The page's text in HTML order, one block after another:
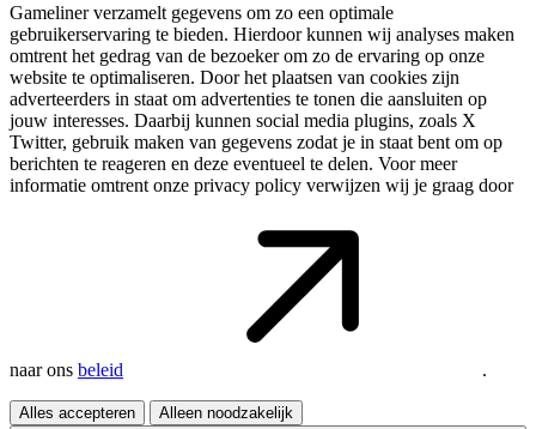
Gameliner verzamelt gegevens om zo een optimale
gebruikerservaring te bieden. Hierdoor kunnen wij analyses maken
omtrent het gedrag van de bezoeker om zo de ervaring op onze
website te optimaliseren. Door het plaatsen van cookies zijn
adverteerders in staat om advertenties te tonen die aansluiten op
jouw interesses. Daarbij kunnen social media plugins, zoals X
Twitter, gebruik maken van gegevens zodat je in staat bent om op
berichten te reageren en deze eventueel te delen. Voor meer
informatie omtrent onze privacy policy verwijzen wij je graag door
naar ons beleid .
Alles accepteren Alleen noodzakelijk